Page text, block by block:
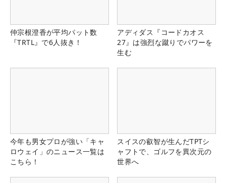
仲宗根澄香が平均パット数
『TRTL』で6人抜き！
アディダス『コードカオス
27』は強烈な蹴りでパワーを
生む
今年も男女プロが強い「キャ
ロウェイ」のニュース一覧は
こちら！
スイスの叡智が生んだTPTシ
ャフトで、ゴルフを異次元の
世界へ